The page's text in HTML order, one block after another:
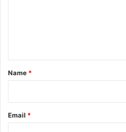
*
Name *
Email *